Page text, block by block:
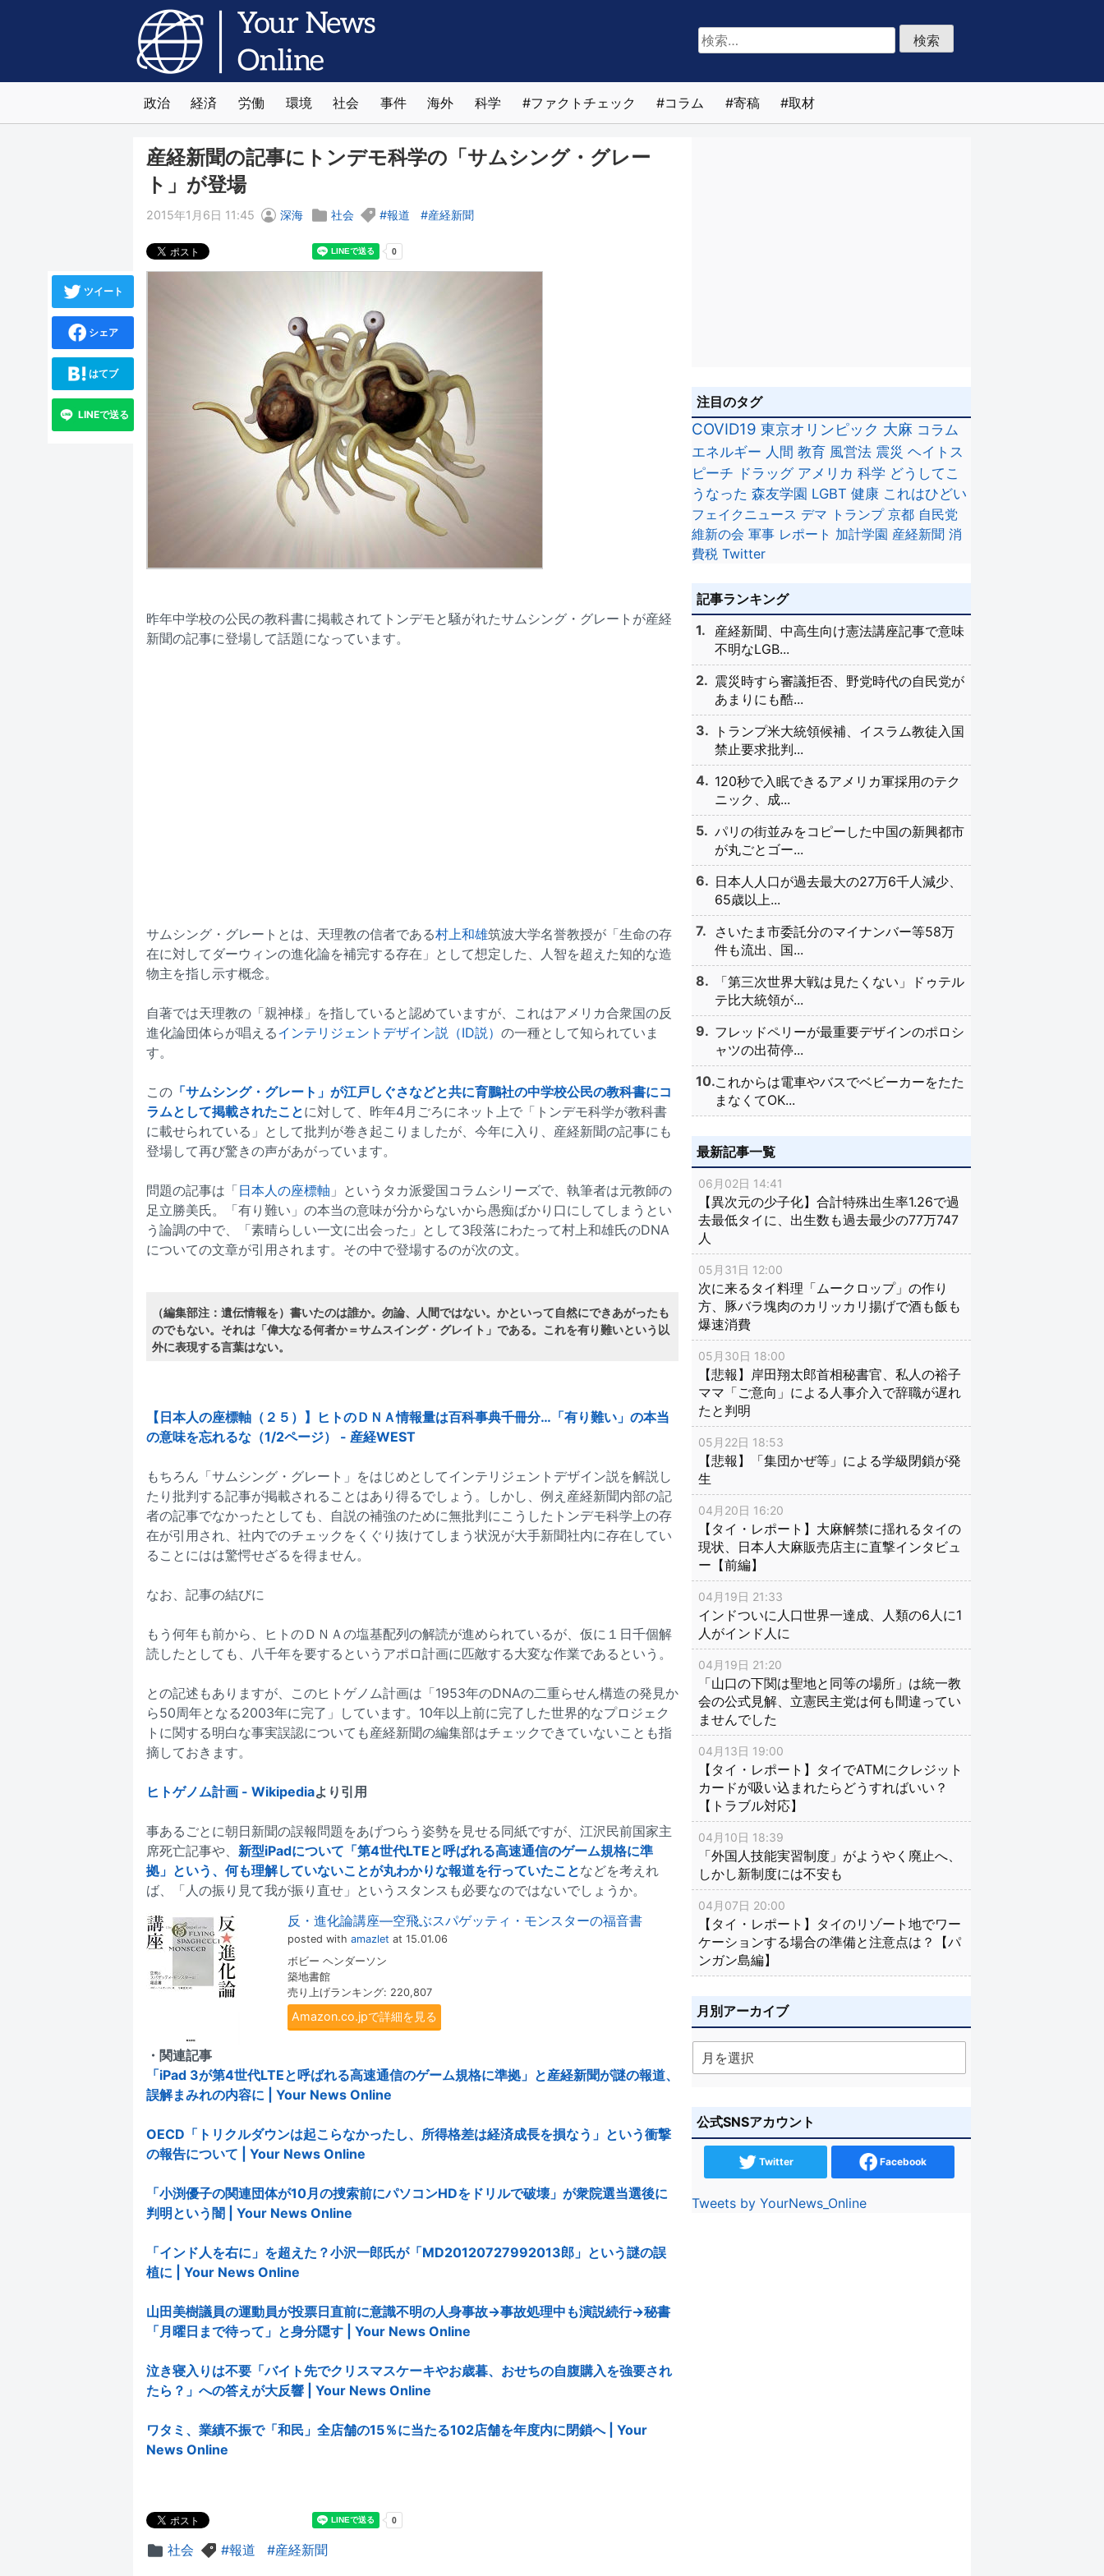
検
索:
政治 経済 労働 環境 社会 事件 海外 科学 ファクトチェック コラム 寄稿 取材
産経新聞の記事にトンデモ科学の「サムシング・グレー
ト」が登場
2015年1月6日 11:45 深海 社会 報道 産経新聞
昨年中学校の公民の教科書に掲載されてトンデモと騒がれたサムシング・グレートが産経
新聞の記事に登場して話題になっています。
サムシング・グレートとは、天理教の信者である村上和雄筑波大学名誉教授が「生命の存
在に対してダーウィンの進化論を補完する存在」として想定した、人智を超えた知的な造
物主を指し示す概念。
自著では天理教の「親神様」を指していると認めていますが、これはアメリカ合衆国の反
進化論団体らが唱えるインテリジェントデザイン説（ID説） の一種として知られていま
す。
この 「サムシング・グレート」が江戸しぐさなどと共に育鵬社の中学校公民の教科書にコ
ラムとして掲載されたことに対して、昨年4月ごろにネット上で「トンデモ科学が教科書
に載せられている」として批判が巻き起こりましたが、今年に入り、産経新聞の記事にも
登場して再び驚きの声があがっています。
問題の記事は「日本人の座標軸 」というタカ派愛国コラムシリーズで、執筆者は元教師の
足立勝美氏。「有り難い」の本当の意味が分からないから愚痴ばかり口にしてしまうとい
う論調の中で、「素晴らしい一文に出会った」として3段落にわたって村上和雄氏のDNA
についての文章が引用されます。その中で登場するのが次の文。
（編集部注：遺伝情報を）書いたのは誰か。勿論、人間ではない。かといって自然にできあがったも
のでもない。それは「偉大なる何者か＝サムスイング・グレイト」である。これを有り難いという以
外に表現する言葉はない。
【日本人の座標軸（２５）】ヒトのＤＮＡ情報量は百科事典千冊分…「有り難い」の本当
の意味を忘れるな（1/2ページ） - 産経WEST
もちろん「サムシング・グレート」をはじめとしてインテリジェントデザイン説を解説し
たり批判する記事が掲載されることはあり得るでしょう。しかし、例え産経新聞内部の記
者の記事でなかったとしても、自説の補強のために無批判にこうしたトンデモ科学上の存
在が引用され、社内でのチェックをくぐり抜けてしまう状況が大手新聞社内に存在してい
ることにはは驚愕せざるを得ません。
なお、記事の結びに
もう何年も前から、ヒトのＤＮＡの塩基配列の解読が進められているが、仮に１日千個解
読したとしても、八千年を要するというアポロ計画に匹敵する大変な作業であるという。
との記述もありますが、このヒトゲノム計画は「1953年のDNAの二重らせん構造の発見か
ら50周年となる2003年に完了」しています。10年以上前に完了した世界的なプロジェク
トに関する明白な事実誤認についても産経新聞の編集部はチェックできていないことも指
摘しておきます。
ヒトゲノム計画 - Wikipediaより引用
事あるごとに朝日新聞の誤報問題をあげつらう姿勢を見せる同紙ですが、江沢民前国家主
席死亡記事や、 新型iPadについて「第4世代LTEと呼ばれる高速通信のゲーム規格に準
拠」という、何も理解していないことが丸わかりな報道を行っていたことなどを考えれ
ば、「人の振り見て我が振り直せ」というスタンスも必要なのではないでしょうか。
反・進化論講座―空飛ぶスパゲッティ・モンスターの福音書
posted with amazlet at 15.01.06
ボビー ヘンダーソン
築地書館
売り上げランキング: 220,807
Amazon.co.jpで詳細を見る
・関連記事
「iPad 3が第4世代LTEと呼ばれる高速通信のゲーム規格に準拠」と産経新聞が謎の報道、
誤解まみれの内容に | Your News Online
OECD「トリクルダウンは起こらなかったし、所得格差は経済成長を損なう」という衝撃
の報告について | Your News Online
「小渕優子の関連団体が10月の捜索前にパソコンHDをドリルで破壊」が衆院選当選後に
判明という闇 | Your News Online
「インド人を右に」を超えた？小沢一郎氏が「MD20120727992013郎」という謎の誤
植に | Your News Online
山田美樹議員の運動員が投票日直前に意識不明の人身事故→事故処理中も演説続行→秘書
「月曜日まで待って」と身分隠す | Your News Online
泣き寝入りは不要「バイト先でクリスマスケーキやお歳暮、おせちの自腹購入を強要され
たら？」への答えが大反響 | Your News Online
ワタミ、業績不振で「和民」全店舗の15％に当たる102店舗を年度内に閉鎖へ | Your
News Online
ツイート
シェア
はてブ
LINEで送る
社会 報道 産経新聞
注目のタグ
COVID19 東京オリンピック 大麻 コラム
エネルギー 人間 教育 風営法 震災 ヘイトス
ピーチ ドラッグ アメリカ 科学 どうしてこ
うなった 森友学園 LGBT 健康 これはひどい
フェイクニュース デマ トランプ 京都 自民党
維新の会 軍事 レポート 加計学園 産経新聞 消
費税 Twitter
記事ランキング
産経新聞、中高生向け憲法講座記事で意味
不明なLGB...
震災時すら審議拒否、野党時代の自民党が
あまりにも酷...
トランプ米大統領候補、イスラム教徒入国
禁止要求批判...
120秒で入眠できるアメリカ軍採用のテク
ニック、成...
パリの街並みをコピーした中国の新興都市
が丸ごとゴー...
日本人人口が過去最大の27万6千人減少、
65歳以上...
さいたま市委託分のマイナンバー等58万
件も流出、国...
「第三次世界大戦は見たくない」ドゥテル
テ比大統領が...
フレッドペリーが最重要デザインのポロシ
ャツの出荷停...
これからは電車やバスでベビーカーをたた
まなくてOK...
最新記事一覧
06月02日 14:41
【異次元の少子化】合計特殊出生率1.26で過
去最低タイに、出生数も過去最少の77万747
人
05月31日 12:00
次に来るタイ料理「ムークロップ」の作り
方、豚バラ塊肉のカリッカリ揚げで酒も飯も
爆速消費
05月30日 18:00
【悲報】岸田翔太郎首相秘書官、私人の裕子
ママ「ご意向」による人事介入で辞職が遅れ
たと判明
05月22日 18:53
【悲報】「集団かぜ等」による学級閉鎖が発
生
04月20日 16:20
【タイ・レポート】大麻解禁に揺れるタイの
現状、日本人大麻販売店主に直撃インタビュ
ー【前編】
04月19日 21:33
インドついに人口世界一達成、人類の6人に1
人がインド人に
04月19日 21:20
「山口の下関は聖地と同等の場所」は統一教
会の公式見解、立憲民主党は何も間違ってい
ませんでした
04月13日 19:00
【タイ・レポート】タイでATMにクレジット
カードが吸い込まれたらどうすればいい？
【トラブル対応】
04月10日 18:39
「外国人技能実習制度」がようやく廃止へ、
しかし新制度には不安も
04月07日 20:00
【タイ・レポート】タイのリゾート地でワー
ケーションする場合の準備と注意点は？【パ
ンガン島編】
月別アーカイブ
公式SNSアカウント
Twitter Facebook
Tweets by YourNews_Online